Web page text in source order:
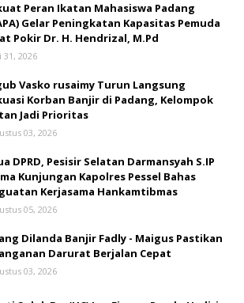
Peran Ikatan Mahasiswa Padang
Gelar Peningkatan Kapasitas Pemuda
Pokir Dr. H. Hendrizal, M.Pd
31, 2026
Vasko rusaimy Turun Langsung
Korban Banjir di Padang, Kelompok
Jadi Prioritas
03, 2026
DPRD, Pesisir Selatan Darmansyah S.IP
Kunjungan Kapolres Pessel Bahas
Kerjasama Hankamtibmas
05, 2026
Dilanda Banjir Fadly - Maigus Pastikan
Darurat Berjalan Cepat
03, 2026